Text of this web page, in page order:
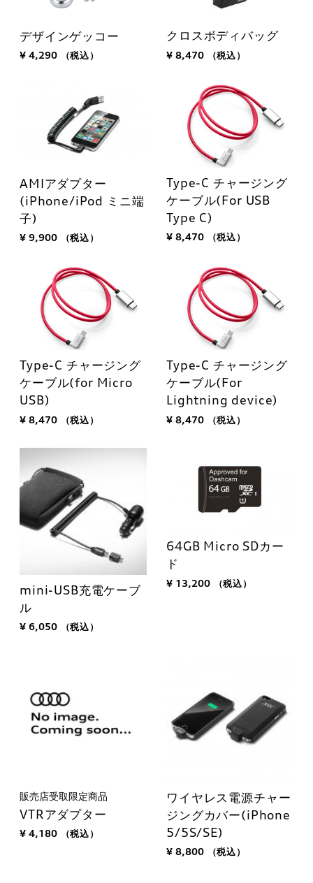
デザインゲッコー
¥ 4,290 （税込）
クロスボディバッグ
¥ 8,470 （税込）
AMIアダプター
(iPhone/iPod ミニ端
子)
¥ 9,900 （税込）
Type-C チャージング
ケーブル(For USB
Type C)
¥ 8,470 （税込）
Type-C チャージング
ケーブル(for Micro
USB)
¥ 8,470 （税込）
Type-C チャージング
ケーブル(For
Lightning device)
¥ 8,470 （税込）
mini-USB充電ケーブ
ル
¥ 6,050 （税込）
64GB Micro SDカー
ド
¥ 13,200 （税込）
販売店受取限定商品
VTRアダプター
¥ 4,180 （税込）
ワイヤレス電源チャー
ジングカバー(iPhone
5/5S/SE)
¥ 8,800 （税込）